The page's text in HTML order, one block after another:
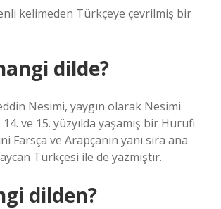
kelimeden Türkçeye çevrilmiş bir
dilde?
Nesimi, yaygın olarak Nesimi
ve 15. yüzyılda yaşamış bir Hurufi
Farsça ve Arapçanın yanı sıra ana
Türkçesi ile de yazmıştır.
dilden?